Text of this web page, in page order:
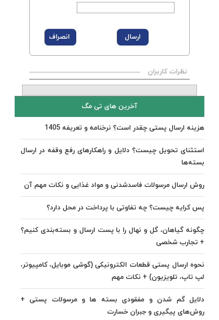
نظرات کاربران
آخرین های تی مگ
هزینه ارسال پستی چقدر است؟ نرخنامه و تعریفه 1405
استثنای تحویل چیست؟ دلایل و راهکارهای رفع وقفه در ارسال
بسته‌ها
روش ارسال مرسولات فاسدشدنی و مواد غذایی و نکات مهم آن
پس کرایه چیست؟ چه تفاوتی با پرداخت در محل دارد؟
چگونه گیاهان، گل و نهال را با پست ارسال و بسته‌بندی کنیم؟
+ تجارب شخصی
نحوه ارسال پستی قطعات الکترونیکی (گوشی موبایل، کامپیوتر،
لپ تاپ، تلویزیون) + نکات مهم
دلایل گم شدن و مفقودی بسته ها و مرسولات پستی +
روش‌های پیگیری و جبران خسارت